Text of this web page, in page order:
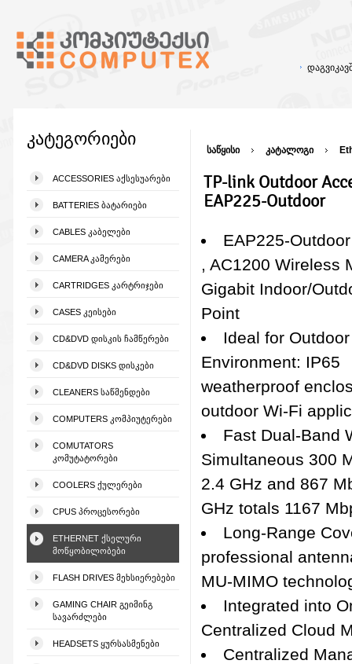
კატეგორიები
ACCESSORIES ᲐᲥᲡᲔᲡᲣᲐᲠᲔᲑᲘ
BATTERIES ᲑᲐᲢᲐᲠᲘᲔᲑᲘ
CABLES ᲙᲐᲑᲔᲚᲔᲑᲘ
CAMERA ᲙᲐᲛᲔᲠᲔᲑᲘ
CARTRIDGES ᲙᲐᲠᲢᲠᲘᲯᲔᲑᲘ
CASES ᲙᲔᲘᲡᲔᲑᲘ
CD&DVD ᲓᲘᲡᲙᲘᲡ ᲩᲐᲛᲬᲔᲠᲔᲑᲘ
CD&DVD DISKS ᲓᲘᲡᲙᲔᲑᲘ
CLEANERS ᲡᲐᲬᲛᲔᲜᲓᲔᲑᲘ
COMPUTERS ᲙᲝᲛᲞᲘᲣᲢᲔᲠᲔᲑᲘ
COMUTATORS
ᲙᲝᲛᲣᲢᲐᲢᲝᲠᲔᲑᲘ
COOLERS ᲥᲣᲚᲔᲠᲔᲑᲘ
CPUS ᲞᲠᲝᲪᲔᲡᲝᲠᲔᲑᲘ
ETHERNET ᲥᲡᲔᲚᲣᲠᲘ
ᲛᲝᲬᲧᲝᲑᲘᲚᲝᲑᲔᲑᲘ
FLASH DRIVES ᲛᲔᲮᲡᲘᲔᲠᲔᲑᲔᲑᲘ
GAMING CHAIR ᲒᲔᲘᲛᲘᲜᲒ
ᲡᲐᲕᲐᲠᲫᲚᲔᲑᲘ
HEADSETS ᲧᲣᲠᲡᲐᲡᲛᲔᲜᲔᲑᲘ
საწყისი კატალოგი
TP-link Outdoor
EAP225-Outdoor
EAP225-
, AC1200 Wireless
Gigabit Indoor/
Point
Ideal for Outdoor
Environment: IP65
weatherproof
outdoor Wi-Fi
Fast Dual-Band
Simultaneous 300
2.4 GHz and 867
GHz totals 1167
Long-Range
professional
MU-MIMO
Integrated into
Centralized Cloud
Centralized